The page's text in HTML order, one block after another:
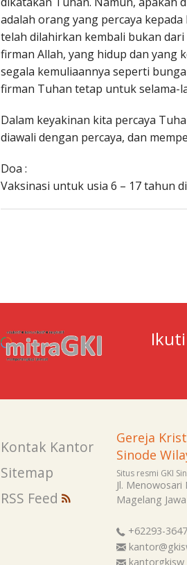
adalah orang yang percaya
telah dilahirkan kembali bukan
firman Allah, yang hidup dan yang
segala kemuliaannya seperti
firman Tuhan tetap untuk selama-
Dalam keyakinan kita percaya
diawali dengan percaya, dan
Doa :
Vaksinasi untuk usia 6 – 17 tahun
Kontak Kantor
Sitemap
RSS Feed
Gereja
Sinode
Situs resmi GKI
Jl. Menowosari
Magelang
+62293-